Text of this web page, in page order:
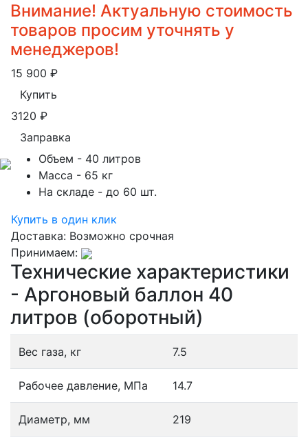
Внимание! Актуальную стоимость
товаров просим уточнять у
менеджеров!
15 900 ₽
Купить
3120 ₽
Заправка
Объем - 40 литров
Масса - 65 кг
На складе - до 60 шт.
Купить в один клик
Доставка: Возможно срочная
Принимаем:
Технические характеристики
- Аргоновый баллон 40
литров (оборотный)
Вес газа, кг 7.5
Рабочее давление, МПа 14.7
Диаметр, мм 219